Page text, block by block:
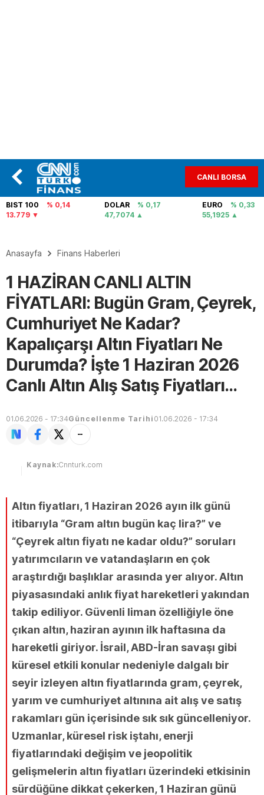
CANLI BORSA
BIST 100
% 0,14
13.779
DOLAR
% 0,17
47,7074
EURO
% 0,33
55,1925
Anasayfa Finans Haberleri
1 HAZİRAN CANLI ALTIN
FİYATLARI: Bugün Gram, Çeyrek,
Cumhuriyet Ne Kadar?
Kapalıçarşı Altın Fiyatları Ne
Durumda? İşte 1 Haziran 2026
Canlı Altın Alış Satış Fiyatları...
01.06.2026 - 17:34Güncellenme Tarihi 01.06.2026 - 17:34
Kaynak:Cnnturk.com
Altın fiyatları, 1 Haziran 2026 ayın ilk günü
itibarıyla “Gram altın bugün kaç lira?” ve
“Çeyrek altın fiyatı ne kadar oldu?” soruları
yatırımcıların ve vatandaşların en çok
araştırdığı başlıklar arasında yer alıyor. Altın
piyasasındaki anlık fiyat hareketleri yakından
takip ediliyor. Güvenli liman özelliğiyle öne
çıkan altın, haziran ayının ilk haftasına da
hareketli giriyor. İsrail, ABD-İran savaşı gibi
küresel etkili konular nedeniyle dalgalı bir
seyir izleyen altın fiyatlarında gram, çeyrek,
yarım ve cumhuriyet altınına ait alış ve satış
rakamları gün içerisinde sık sık güncelleniyor.
Uzmanlar, küresel risk iştahı, enerji
fiyatlarındaki değişim ve jeopolitik
gelişmelerin altın fiyatları üzerindeki etkisinin
sürdüğüne dikkat çekerken, 1 Haziran günü